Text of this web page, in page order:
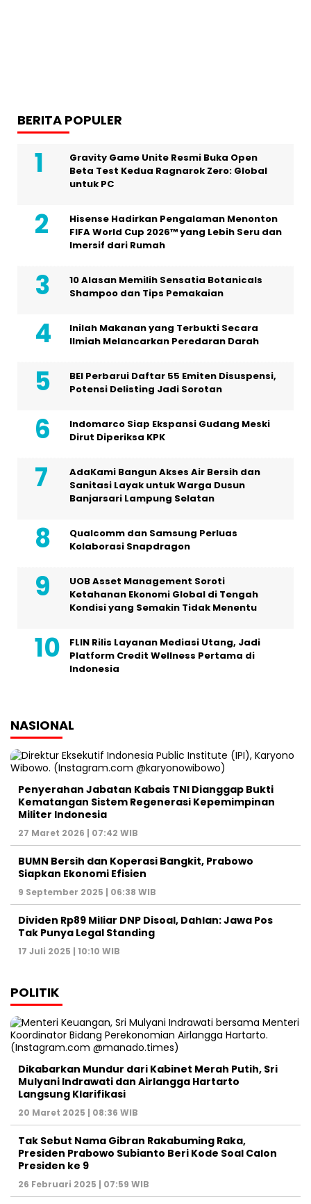
BERITA POPULER
Gravity Game Unite Resmi Buka Open
Beta Test Kedua Ragnarok Zero: Global
untuk PC
Hisense Hadirkan Pengalaman Menonton
FIFA World Cup 2026™ yang Lebih Seru dan
Imersif dari Rumah
10 Alasan Memilih Sensatia Botanicals
Shampoo dan Tips Pemakaian
Inilah Makanan yang Terbukti Secara
Ilmiah Melancarkan Peredaran Darah
BEI Perbarui Daftar 55 Emiten Disuspensi,
Potensi Delisting Jadi Sorotan
Indomarco Siap Ekspansi Gudang Meski
Dirut Diperiksa KPK
AdaKami Bangun Akses Air Bersih dan
Sanitasi Layak untuk Warga Dusun
Banjarsari Lampung Selatan
Qualcomm dan Samsung Perluas
Kolaborasi Snapdragon
UOB Asset Management Soroti
Ketahanan Ekonomi Global di Tengah
Kondisi yang Semakin Tidak Menentu
FLIN Rilis Layanan Mediasi Utang, Jadi
Platform Credit Wellness Pertama di
Indonesia
NASIONAL
Penyerahan Jabatan Kabais TNI Dianggap Bukti
Kematangan Sistem Regenerasi Kepemimpinan
Militer Indonesia
27 Maret 2026 | 07:42 WIB
BUMN Bersih dan Koperasi Bangkit, Prabowo
Siapkan Ekonomi Efisien
9 September 2025 | 06:38 WIB
Dividen Rp89 Miliar DNP Disoal, Dahlan: Jawa Pos
Tak Punya Legal Standing
17 Juli 2025 | 10:10 WIB
POLITIK
Dikabarkan Mundur dari Kabinet Merah Putih, Sri
Mulyani Indrawati dan Airlangga Hartarto
Langsung Klarifikasi
20 Maret 2025 | 08:36 WIB
Tak Sebut Nama Gibran Rakabuming Raka,
Presiden Prabowo Subianto Beri Kode Soal Calon
Presiden ke 9
26 Februari 2025 | 07:59 WIB